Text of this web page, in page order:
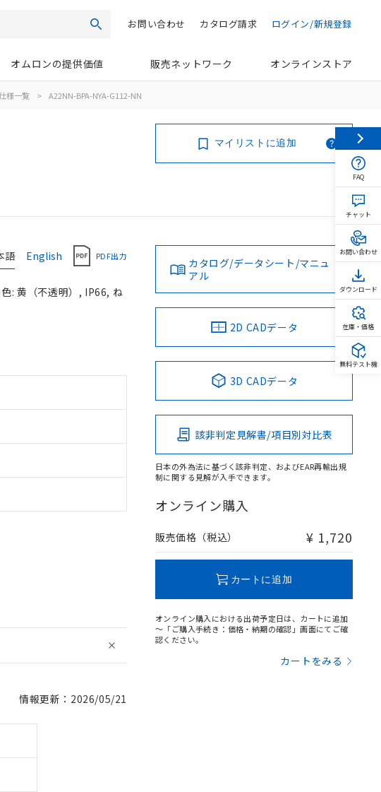
検索 ログイン/新規登録
カタログ請求
お問い合わせ
オムロンの提供価値 販売ネットワーク オンラインストア
様一覧 > A22NN-BPA-NYA-G112-NN
マイリストに追加
語 English PDF出力
: 黄（不透明）, IP66, ね
情報更新：2026/05/21
カタログ/データシート/マニュ
アル
2D CADデータ
3D CADデータ
該非判定見解書/項目別対比表
日本の外為法に基づく該非判定、およびEAR再輸出規
制に関する見解が入手できます。
オンライン購入
販売価格（税込） ¥ 1,720
カートに追加
オンライン購入における出荷予定日は、カートに追加
～「ご購入手続き：価格・納期の確認」画面にてご確
認ください。
カートをみる
FAQ
チャット
お問い合わせ
ダウンロード
在庫・価格
無料テスト機